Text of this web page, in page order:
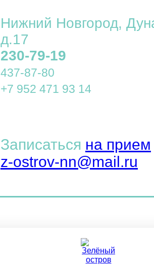
Нижний Новгород,
д.17
230-79-19
437-87-80
+7 952 471 93 14
Записаться на прием
z-ostrov-nn@mail.ru